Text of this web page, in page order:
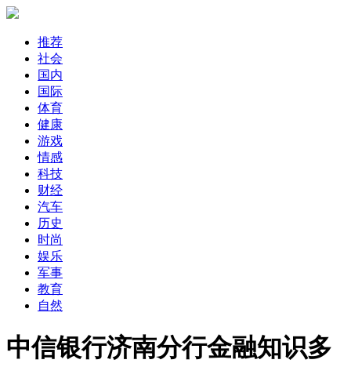
推荐
社会
国内
国际
体育
健康
游戏
情感
科技
财经
汽车
历史
时尚
娱乐
军事
教育
自然
中信银行济南分行金融知识多